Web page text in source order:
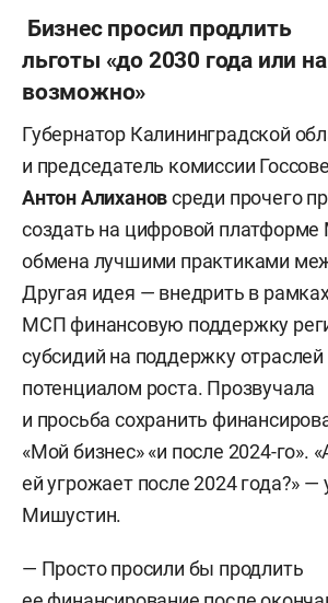
Бизнес просил продлить
льготы «до 2030 года или
возможно»
Губернатор Калининградской
и председатель комиссии
Антон Алихановсреди прочего
создать на цифровой
обмена лучшими практиками
Другая идея — внедрить в
МСП финансовую поддержку
субсидий на поддержку
потенциалом роста. Прозвучала
и просьба сохранить
«Мой бизнес» «и после 2024-го».
ей угрожает после 2024 года?» —
Мишустин.
— Просто просили бы продлить